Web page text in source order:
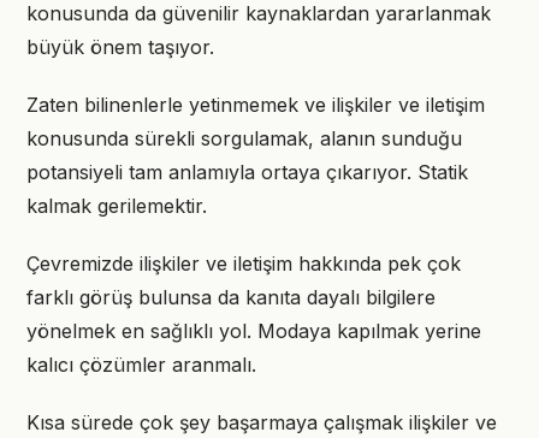
konusunda da güvenilir kaynaklardan yararlanmak
büyük önem taşıyor.
Zaten bilinenlerle yetinmemek ve ilişkiler ve iletişim
konusunda sürekli sorgulamak, alanın sunduğu
potansiyeli tam anlamıyla ortaya çıkarıyor. Statik
kalmak gerilemektir.
Çevremizde ilişkiler ve iletişim hakkında pek çok
farklı görüş bulunsa da kanıta dayalı bilgilere
yönelmek en sağlıklı yol. Modaya kapılmak yerine
kalıcı çözümler aranmalı.
Kısa sürede çok şey başarmaya çalışmak ilişkiler ve